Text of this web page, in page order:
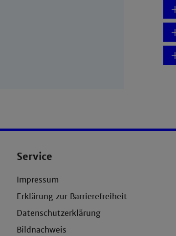
Service
Impressum
Erklärung zur Barrierefreiheit
Datenschutzerklärung
Bildnachweis